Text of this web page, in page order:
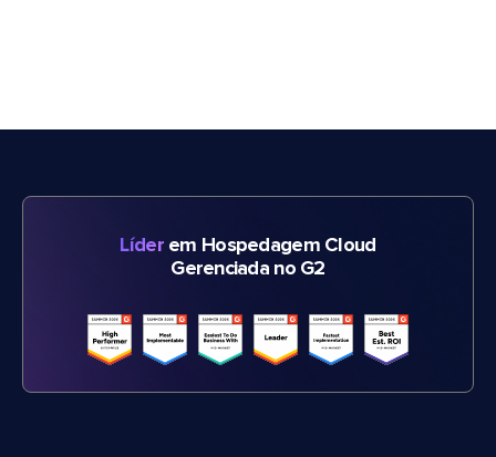
Líderem Hospedagem Cloud
Gerenciada no G2